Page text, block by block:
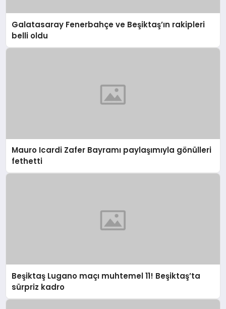
Galatasaray Fenerbahçe ve Beşiktaş’ın rakipleri
belli oldu
Mauro Icardi Zafer Bayramı paylaşımıyla gönülleri
fethetti
Beşiktaş Lugano maçı muhtemel 11! Beşiktaş’ta
sürpriz kadro